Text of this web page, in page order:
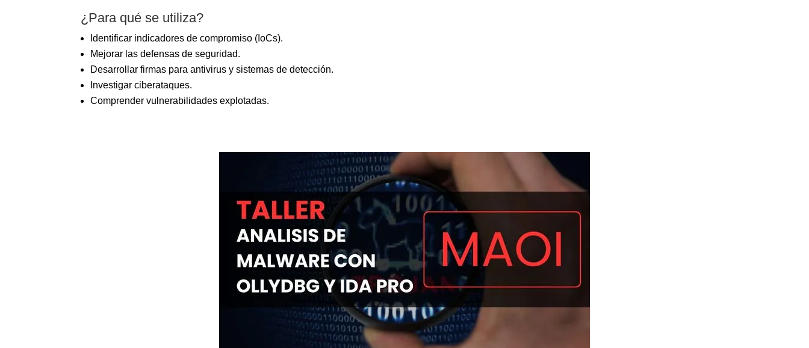
¿Para qué se utiliza?
Identificar indicadores de compromiso (IoCs).
Mejorar las defensas de seguridad.
Desarrollar firmas para antivirus y sistemas de detección.
Investigar ciberataques.
Comprender vulnerabilidades explotadas.